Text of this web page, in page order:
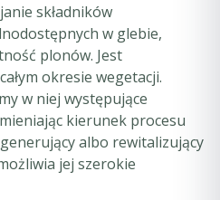
składników
w glebie,
plonów. Jest
okresie wegetacji.
w niej występujące
kierunek procesu
albo rewitalizujący
jej szerokie